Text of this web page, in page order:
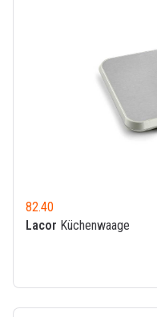
82.40
Lacor Küchenwaage